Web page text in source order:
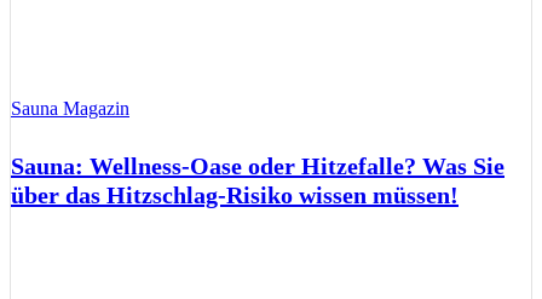
Sauna Magazin
Sauna: Wellness-Oase oder Hitzefalle? Was Sie
über das Hitzschlag-Risiko wissen müssen!